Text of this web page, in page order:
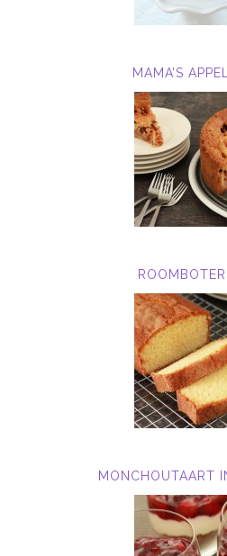
MAMA’S
MONCHOUTAART